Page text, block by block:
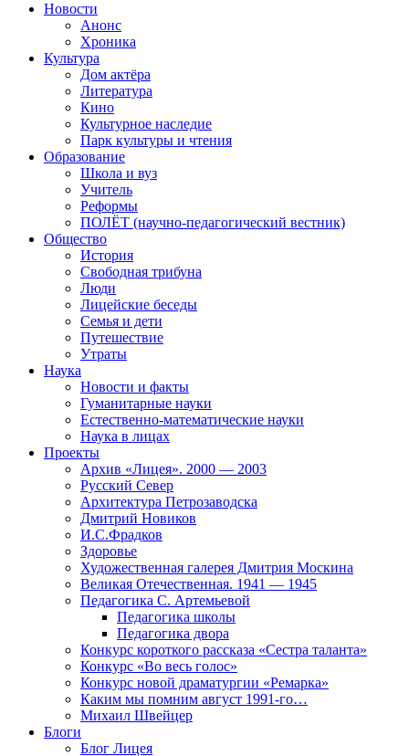
Новости
Анонс
Хроника
Культура
Дом актёра
Литература
Кино
Культурное наследие
Парк культуры и чтения
Образование
Школа и вуз
Учитель
Реформы
ПОЛЁТ (научно-педагогический вестник)
Общество
История
Свободная трибуна
Люди
Лицейские беседы
Семья и дети
Путешествие
Утраты
Наука
Новости и факты
Гуманитарные науки
Естественно-математические науки
Наука в лицах
Проекты
Архив «Лицея». 2000 — 2003
Русский Север
Архитектура Петрозаводска
Дмитрий Новиков
И.С.Фрадков
Здоровье
Художественная галерея Дмитрия Москина
Великая Отечественная. 1941 — 1945
Педагогика С. Артемьевой
Педагогика школы
Педагогика двора
Конкурс короткого рассказа «Сестра таланта»
Конкурс «Во весь голос»
Конкурс новой драматургии «Ремарка»
Каким мы помним август 1991-го…
Михаил Швейцер
Блоги
Блог Лицея